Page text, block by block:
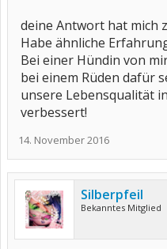
deine Antwort hat mich
Habe ähnliche
Bei einer Hündin von
bei einem Rüden dafür
unsere Lebensqualität
verbessert!
14. November 2016
Silberpfeil
Bekanntes Mitglied